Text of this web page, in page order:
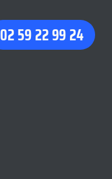
02 59 22 99 24